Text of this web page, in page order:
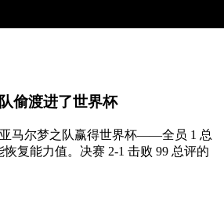
偷渡进了世界杯
马尔梦之队赢得世界杯——全员 1 总
复能力值。决赛 2-1 击败 99 总评的